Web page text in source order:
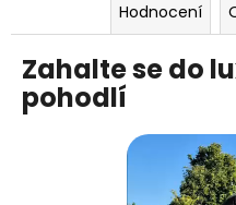
Hodnocení
Zahalte se do
pohodlí